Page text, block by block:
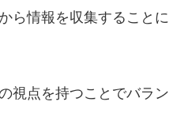
ら情報を収集することに
視点を持つことでバラン